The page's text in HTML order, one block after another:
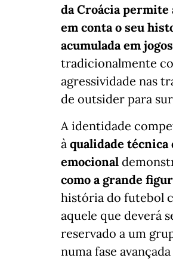
da Croácia permite
em conta o seu
acumulada em
tradicionalmente
agressividade nas
de outsider para
A identidade
à qualidade técnica
emocional
como a grande
história do futebol
aquele que deverá
reservado a um
numa fase